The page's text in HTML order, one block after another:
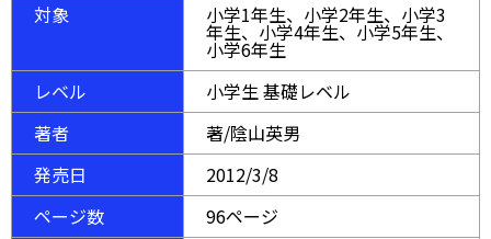
対象
小学1年生、小学2年生、小学3
年生、小学4年生、小学5年生、
小学6年生
レベル
小学生 基礎レベル
著者
著/陰山英男
発売日
2012/3/8
ページ数
96ページ